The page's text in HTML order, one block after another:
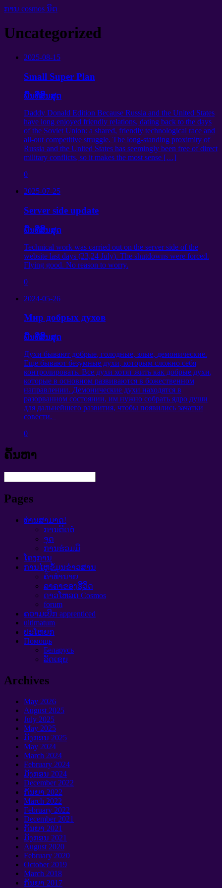
ການ cosmos ນິດ
Uncategorized
2025-08-15
Small Super Plan
ພື້ນທີ່ສິ້ນສຸດ
Daddy Donald Edition Because Russia and the United States
have long enjoyed friendly relations, dating back to the days
of the Soviet Union: a shared, friendly technological race and
all-out competitive struggle. The long-standing proximity of
Russia and the United States has seemingly been free of direct
military conflicts, so it makes the most sense […]
0
2025-07-25
Server side update
ພື້ນທີ່ສິ້ນສຸດ
Technical work was carried out on the server side of the
website last days (23,24 July). The shutdowns were forced.
Flying good. No reason to worry.
0
2024-05-26
Мир добрых духов
ພື້ນທີ່ສິ້ນສຸດ
Духи бывают добрые, голодные, злые, демонические.
Еще бывают безумные духи, которым сложно себя
контролировать. Все духи хотят жить как добрые духи,
которые в основном развиваются в божественном
направлении. Демонические духи находятся в
разорванном состоянии, им нужно собрать ядро души
для дальнейшего развития, чтобы появились зачатки
совести.
0
ຄົ້ນຫາ
Pages
ທ່ານສາມາດ!
ການຕິດຕໍ່
ຈຸດ
ການຮ່ວມມື
ໂຄງການ
ການໄຫຼຂໍ້ມູນຂ່າວສານ
ຄໍາທໍານາຍ
ລາຄາຂອງຊີວິດ
ດາວໂຫລດ Cosmos
forum
ຄວາມເບີກ apprenticed
ultimatum
ປະໂຫຍກ
Помощь
Беларусь
ລັດເຊຍ
Archives
May 2026
August 2025
July 2025
May 2025
ມັງກອນ 2025
May 2024
March 2024
February 2024
ມັງກອນ 2024
December2022
ກັນຍາ 2022
March 2022
February 2022
December2021
ກັນຍາ 2021
ມັງກອນ 2021
August 2020
February 2020
October2019
March 2018
ກັນຍາ 2017